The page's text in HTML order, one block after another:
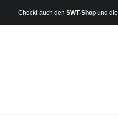
Checkt auch den SWT-Shop und die